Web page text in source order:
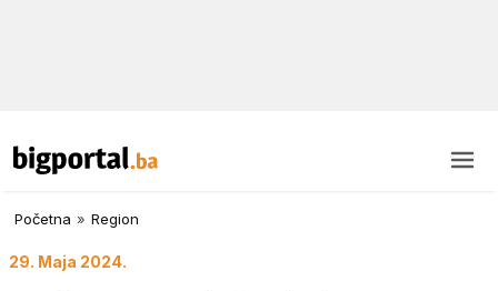
Početna » Region
29. Maja 2024.